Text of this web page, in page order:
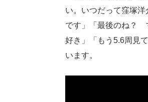
い。いつだって窪塚
です」「最後のね？
好き」「もう5.6周見
います。